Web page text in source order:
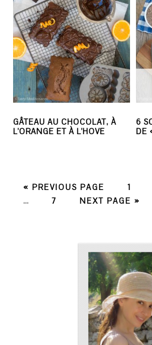
GÂTEAU AU CHOCOLAT, À
L’ORANGE ET À L’HOVE
6
DE
« PREVIOUS PAGE PAGE
1
…
PAGE
7 NEXT PAGE »